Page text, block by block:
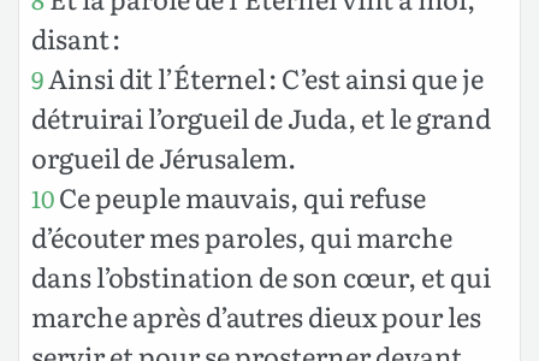
disant :
9Ainsi dit l’Éternel : C’est ainsi que je
détruirai l’orgueil de Juda, et le grand
orgueil de Jérusalem.
10Ce peuple mauvais, qui refuse
d’écouter mes paroles, qui marche
dans l’obstination de son cœur, et qui
marche après d’autres dieux pour les